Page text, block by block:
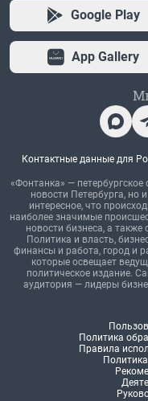
Google Play
App Gallery
Контактные данные для
«Фонтанка» — петербургское
новости Петербурга, но
интересное, что
наиболее значимые
новости бизнеса, а также
Политика и власть,
финансы и работа, город и
которые освещает
политическое издание.
аудитория — лидеры
Политика
Правила